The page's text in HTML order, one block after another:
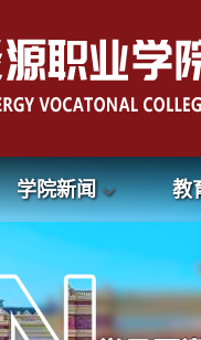
学院新闻 教